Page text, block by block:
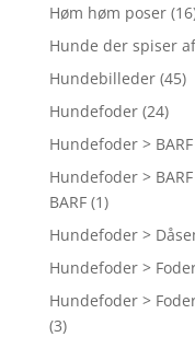
Høm høm poser
Hunde der spiser
Hundebilleder (45)
Hundefoder (24)
Hundefoder >
Hundefoder >
BARF (1)
Hundefoder >
Hundefoder >
Hundefoder >
(3)